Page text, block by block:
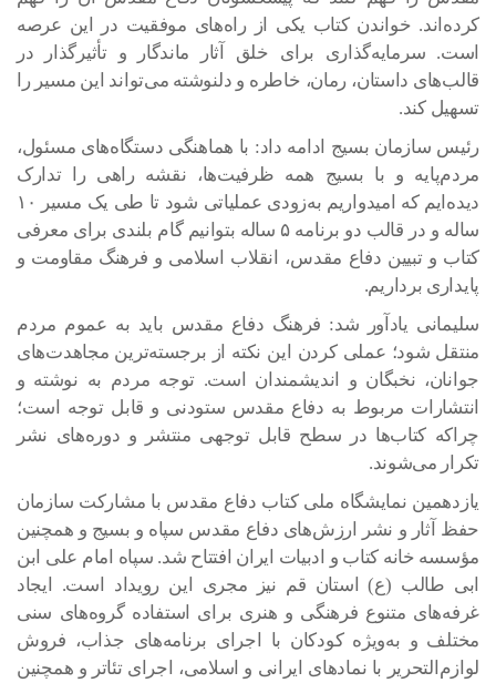
کرده‌اند. خواندن کتاب یکی از راه‌های موفقیت در این عرصه
است. سرمایه‌گذاری برای خلق آثار ماندگار و تأثیرگذار در
قالب‌های داستان، رمان، خاطره و دلنوشته می‌تواند این مسیر را
تسهیل کند.
رئیس سازمان بسیج ادامه داد: با هماهنگی دستگاه‌های مسئول،
مردم‌پایه و با بسیج همه ظرفیت‌ها، نقشه راهی را تدارک
دیده‌ایم که امیدواریم به‌زودی عملیاتی شود تا طی یک مسیر ۱۰
ساله و در قالب دو برنامه ۵ ساله بتوانیم گام بلندی برای معرفی
کتاب و تبیین دفاع مقدس، انقلاب اسلامی و فرهنگ مقاومت و
پایداری برداریم.
سلیمانی یادآور شد: فرهنگ دفاع مقدس باید به عموم مردم
منتقل شود؛ عملی کردن این نکته از برجسته‌ترین مجاهدت‌های
جوانان، نخبگان و اندیشمندان است. توجه مردم به نوشته و
انتشارات مربوط به دفاع مقدس ستودنی و قابل توجه است؛
چراکه کتاب‌ها در سطح قابل توجهی منتشر و دوره‌های نشر
تکرار می‌شوند.
یازدهمین نمایشگاه ملی کتاب دفاع مقدس با مشارکت سازمان
حفظ آثار و نشر ارزش‌های دفاع مقدس سپاه و بسیج و همچنین
مؤسسه خانه کتاب و ادبیات ایران افتتاح شد. سپاه امام علی ابن
ابی طالب (ع) استان قم نیز مجری این رویداد است. ایجاد
غرفه‌های متنوع فرهنگی و هنری برای استفاده گروه‌های سنی
مختلف و به‌ویژه کودکان با اجرای برنامه‌های جذاب، فروش
لوازم‌التحریر با نمادهای ایرانی و اسلامی، اجرای تئاتر و همچنین